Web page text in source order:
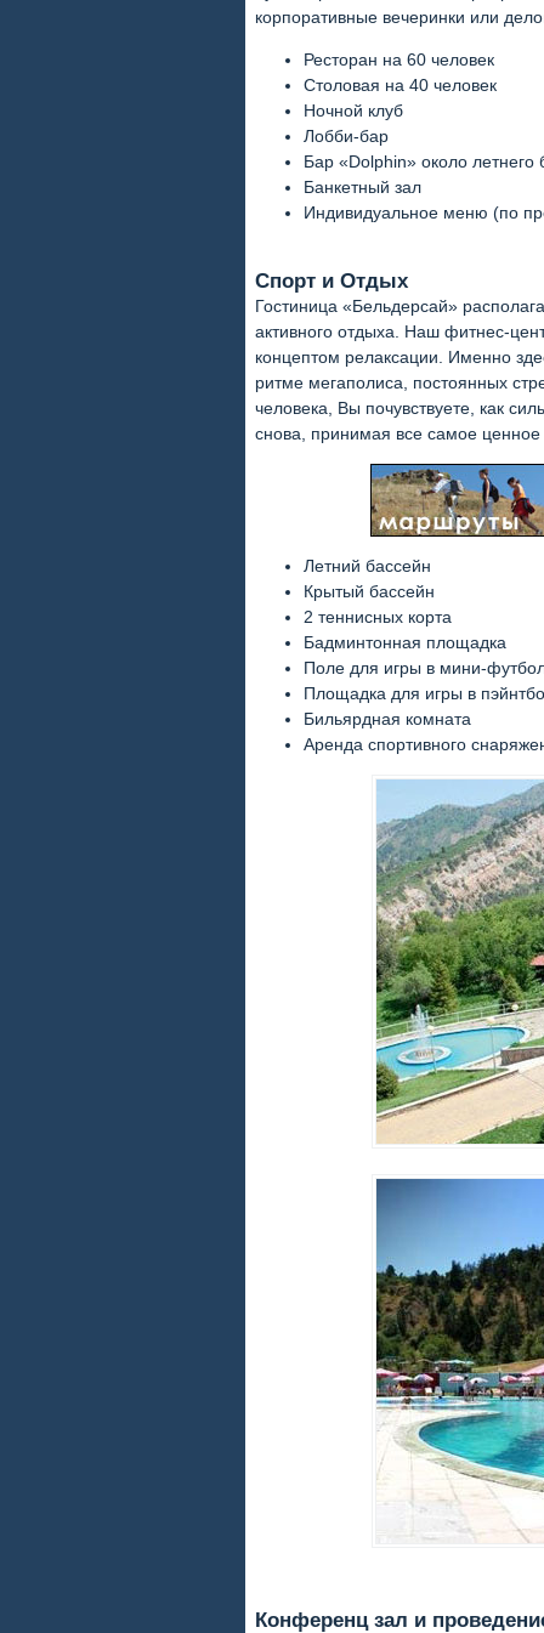
корпоративные вечеринки или
Ресторан на 60 человек
Столовая на 40 человек
Ночной клуб
Лобби-бар
Бар «Dolphin» около летнего
Банкетный зал
Индивидуальное меню (по
Спорт и Отдых
Гостиница «Бельдерсай»
активного отдыха. Наш фитнес-
концептом релаксации. Именно
ритме мегаполиса, постоянных
человека, Вы почувствуете, как
снова, принимая все самое
Летний бассейн
Крытый бассейн
2 теннисных корта
Бадминтонная площадка
Поле для игры в мини-
Площадка для игры в
Бильярдная комната
Аренда спортивного
Конференц зал и